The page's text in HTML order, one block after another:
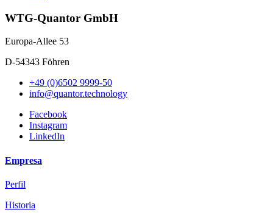
WTG-Quantor GmbH
Europa-Allee 53
D-54343 Föhren
+49 (0)6502 9999-50
info@quantor.technology
Facebook
Instagram
LinkedIn
Empresa
Perfil
Historia